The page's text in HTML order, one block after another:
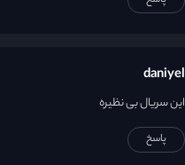
daniyel
این سریال بی نظیره
پاسخ